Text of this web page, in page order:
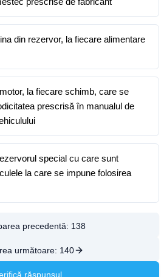
din rezervor, la fiecare alimentare
la fiecare schimb, care se
prescrisă în manualul de
special cu care sunt
la care se impune folosirea
precedentă: 138
următoare: 140
răspunsul